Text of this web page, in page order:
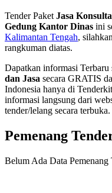
Tender Paket Jasa
Gedung Kantor Dinas ini
Kalimantan Tengah,
rangkuman diatas.
Dapatkan informasi Terbaru
dan Jasa secara GRATIS
Indonesia hanya di
informasi langsung dari
tender/lelang secara terbuka.
Pemenang
Belum Ada Data Pemenang